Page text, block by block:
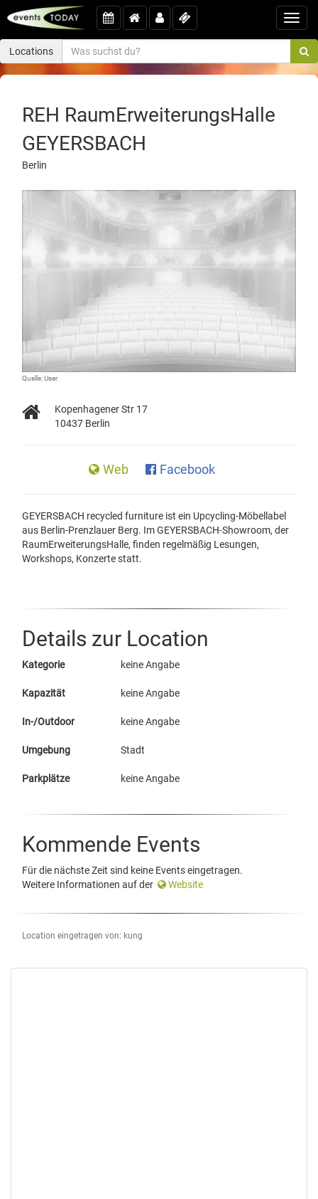
Locations
REH RaumErweiterungsHalle
GEYERSBACH
Berlin
Quelle: User
Kopenhagener Str 17
10437 Berlin
Web Facebook
GEYERSBACH recycled furniture ist ein Upcycling-Möbellabel
aus Berlin-Prenzlauer Berg. Im GEYERSBACH-Showroom, der
RaumErweiterungsHalle, finden regelmäßig Lesungen,
Workshops, Konzerte statt.
Details zur Location
Kategorie keine Angabe
Kapazität keine Angabe
In-/Outdoor keine Angabe
Umgebung Stadt
Parkplätze keine Angabe
Kommende Events
Für die nächste Zeit sind keine Events eingetragen.
Weitere Informationen auf der
Website
Location eingetragen von: kung